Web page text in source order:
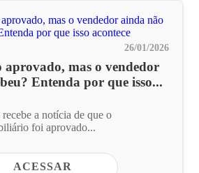
26/01/2026
aprovado, mas o vendedor
Entenda por que isso...
a notícia de que o
foi aprovado...
ACESSAR